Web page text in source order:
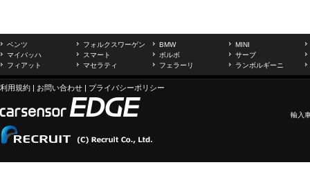
ベンツ フォルクスワーゲン BMW
MINI
マイバッハ
スマート ボルボ
サーブ
フィアット
マセラティ フェラーリ ランボルギーニ
利用規約 | お問い合わせ | プライバシーポリシー
輸入